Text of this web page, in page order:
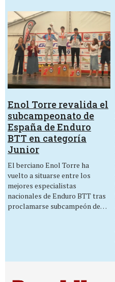
Enol Torre revalida el
subcampeonato de
España de Enduro
BTT en categoría
Junior
El berciano Enol Torre ha
vuelto a situarse entre los
mejores especialistas
nacionales de Enduro BTT tras
proclamarse subcampeón de…